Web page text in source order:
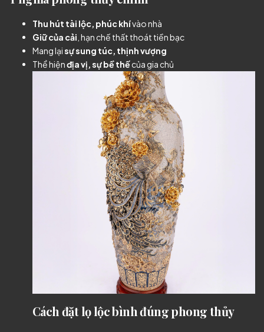
Thu hút tài lộc, phúc khívào nhà
Giữ của cải , hạn chế thất thoát tiền bạc
Mang lạisự sung túc, thịnh vượng
Thể hiệnđịa vị, sự bề thếcủa gia chủ
Cách đặt lọ lộc bình đúng phong thủy